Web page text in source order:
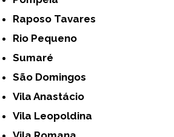
Raposo Tavares
Rio Pequeno
Sumaré
São Domingos
Vila Anastácio
Vila Leopoldina